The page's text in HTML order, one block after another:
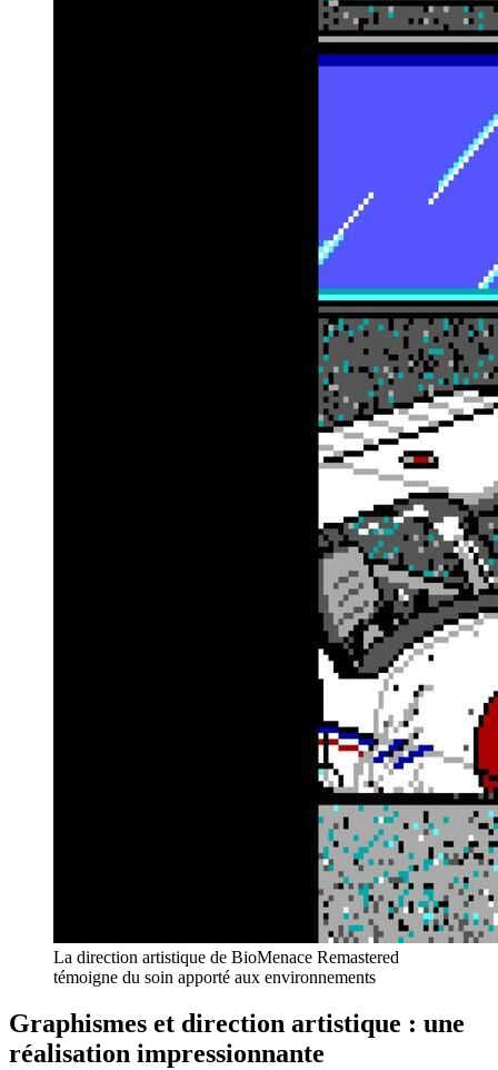
La direction artistique de BioMenace Remastered
témoigne du soin apporté aux environnements
Graphismes et direction artistique : une
réalisation impressionnante